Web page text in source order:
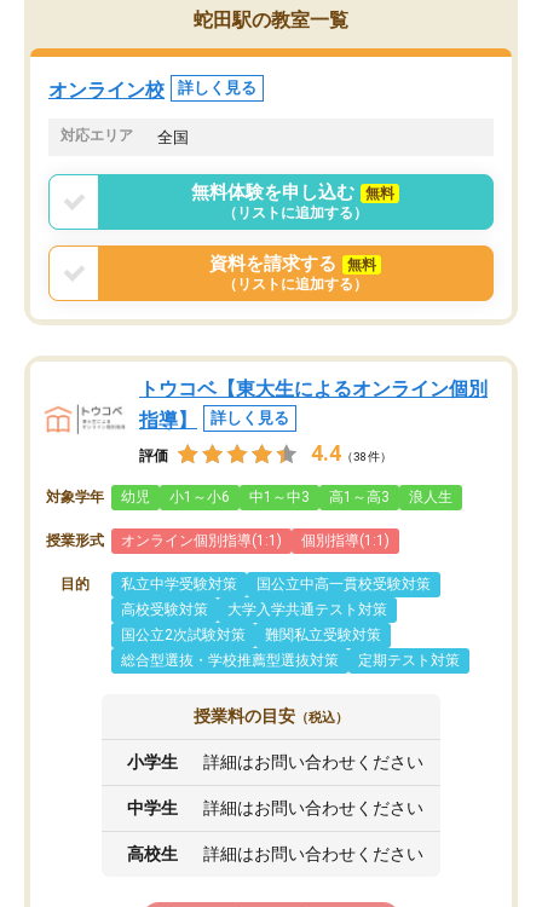
がら頑張って欲しいと思います！
蛇田駅の教室一覧
オンライン校 詳しく見る
対応エリア 全国
無料体験を申し込む
無料
（リストに追加する）
資料を請求する
無料
（リストに追加する）
トウコベ【東大生によるオンライン個別
指導】
詳しく見る
評価 4.4 （38件）
対象学年 幼児 小1～小6 中1～中3 高1～高3 浪人生
授業形式 オンライン個別指導(1:1) 個別指導(1:1)
目的 私立中学受験対策
国公立中高一貫校受験対策
高校受験対策
大学入学共通テスト対策
国公立2次試験対策
難関私立受験対策
総合型選抜・学校推薦型選抜対策
定期テスト対策
授業料の目安 （税込）
小学生 詳細はお問い合わせください
中学生 詳細はお問い合わせください
高校生 詳細はお問い合わせください